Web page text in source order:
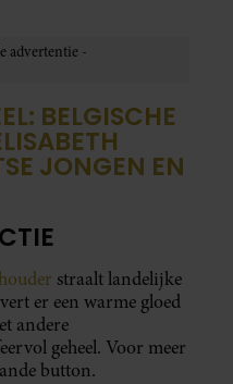
BELGISCHE
JONGEN EN
straalt landelijke
er een warme gloed
andere
geheel. Voor meer
button.